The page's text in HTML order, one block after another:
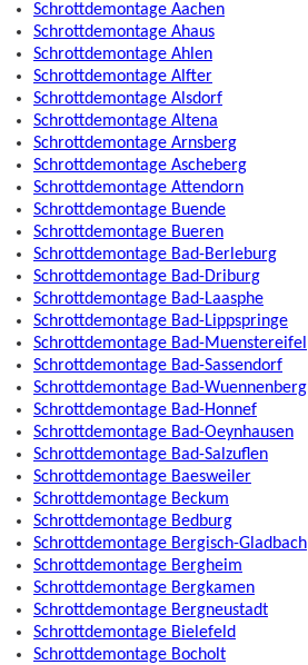
Schrottdemontage Aachen
Schrottdemontage Ahaus
Schrottdemontage Ahlen
Schrottdemontage Alfter
Schrottdemontage Alsdorf
Schrottdemontage Altena
Schrottdemontage Arnsberg
Schrottdemontage Ascheberg
Schrottdemontage Attendorn
Schrottdemontage Buende
Schrottdemontage Bueren
Schrottdemontage Bad-Berleburg
Schrottdemontage Bad-Driburg
Schrottdemontage Bad-Laasphe
Schrottdemontage Bad-Lippspringe
Schrottdemontage Bad-Muenstereifel
Schrottdemontage Bad-Sassendorf
Schrottdemontage Bad-Wuennenberg
Schrottdemontage Bad-Honnef
Schrottdemontage Bad-Oeynhausen
Schrottdemontage Bad-Salzuflen
Schrottdemontage Baesweiler
Schrottdemontage Beckum
Schrottdemontage Bedburg
Schrottdemontage Bergisch-Gladbach
Schrottdemontage Bergheim
Schrottdemontage Bergkamen
Schrottdemontage Bergneustadt
Schrottdemontage Bielefeld
Schrottdemontage Bocholt